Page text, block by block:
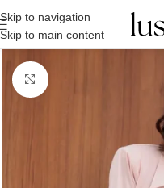
Skip to navigation
Skip to main content
Uveličaj